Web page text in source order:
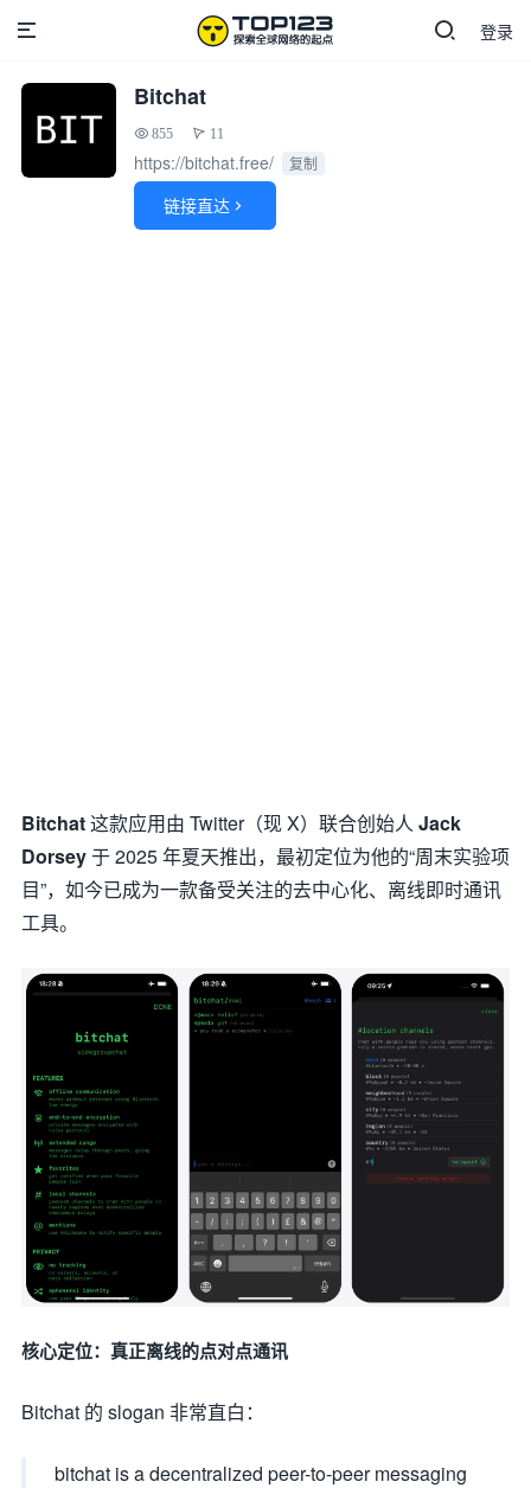
登录
Bitchat
855 11
https://bitchat.free/ 复制
链接直达 
Bitchat这款应用由 Twitter（现 X）联合创始人 Jack
Dorsey于 2025 年夏天推出，最初定位为他的“周末实验项
目”，如今已成为一款备受关注的去中心化、离线即时通讯
工具。
核心定位：真正离线的点对点通讯
Bitchat 的 slogan 非常直白：
bitchat is a decentralized peer-to-peer messaging